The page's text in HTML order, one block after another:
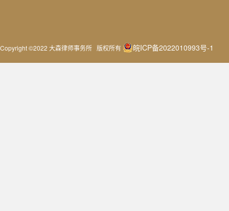
Copyright ©2022 大森律师事务所 版权所有 皖ICP备2022010993号-1